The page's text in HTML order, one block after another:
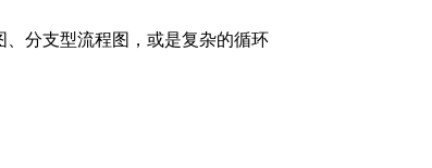
分支型流程图，或是复杂的循环